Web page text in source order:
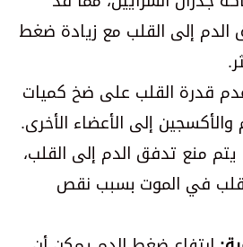
إلى القلب مع زيادة ضغط
قدرة القلب على ضخ كميات
إلى الأعضاء الأخرى.
يتم منع تدفق الدم إلى القلب،
في الموت بسبب نقص